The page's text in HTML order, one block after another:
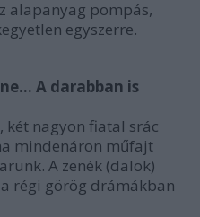
alapanyag pompás,
egyszerre.
A darabban is
két nagyon fiatal srác
mindenáron műfajt
A zenék (dalok)
régi görög drámákban